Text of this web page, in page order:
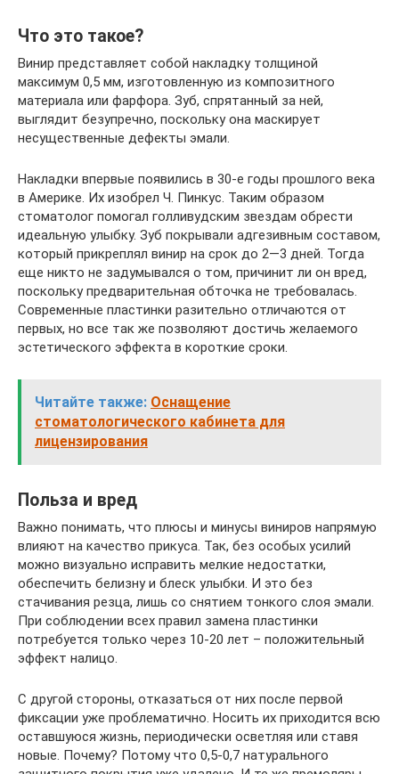
Что это такое?
Винир представляет собой накладку толщиной
максимум 0,5 мм, изготовленную из композитного
материала или фарфора. Зуб, спрятанный за ней,
выглядит безупречно, поскольку она маскирует
несущественные дефекты эмали.
Накладки впервые появились в 30-е годы прошлого века
в Америке. Их изобрел Ч. Пинкус. Таким образом
стоматолог помогал голливудским звездам обрести
идеальную улыбку. Зуб покрывали адгезивным составом,
который прикреплял винир на срок до 2—3 дней. Тогда
еще никто не задумывался о том, причинит ли он вред,
поскольку предварительная обточка не требовалась.
Современные пластинки разительно отличаются от
первых, но все так же позволяют достичь желаемого
эстетического эффекта в короткие сроки.
Читайте также: Оснащение
стоматологического кабинета для
лицензирования
Польза и вред
Важно понимать, что плюсы и минусы виниров напрямую
влияют на качество прикуса. Так, без особых усилий
можно визуально исправить мелкие недостатки,
обеспечить белизну и блеск улыбки. И это без
стачивания резца, лишь со снятием тонкого слоя эмали.
При соблюдении всех правил замена пластинки
потребуется только через 10-20 лет – положительный
эффект налицо.
С другой стороны, отказаться от них после первой
фиксации уже проблематично. Носить их приходится всю
оставшуюся жизнь, периодически осветляя или ставя
новые. Почему? Потому что 0,5-0,7 натурального